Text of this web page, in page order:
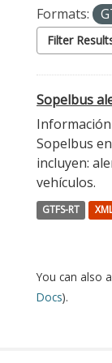
Formats:
Filter
Sopelbus
Sopelbus
incluyen:
vehículos.
GTFS-RT
You can also
Docs).